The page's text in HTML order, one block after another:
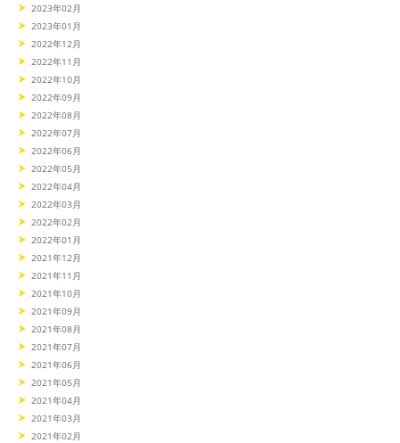
2023年02月
2023年01月
2022年12月
2022年11月
2022年10月
2022年09月
2022年08月
2022年07月
2022年06月
2022年05月
2022年04月
2022年03月
2022年02月
2022年01月
2021年12月
2021年11月
2021年10月
2021年09月
2021年08月
2021年07月
2021年06月
2021年05月
2021年04月
2021年03月
2021年02月